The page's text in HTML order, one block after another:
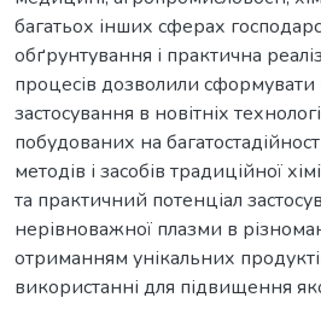
багатьох інших сферах
обґрунтування і практична
процесів дозволили сформувати
застосування в новітніх
побудованих на
методів і засобів традиційної
та практичний потенціал
нерівноважної плазми в
отриманням унікальних
використанні для підвищення